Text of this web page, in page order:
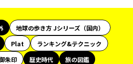
地球の歩き方 Jシリーズ（国内）
Plat
ランキング&テクニック
朱印 歴史時代
旅の図鑑